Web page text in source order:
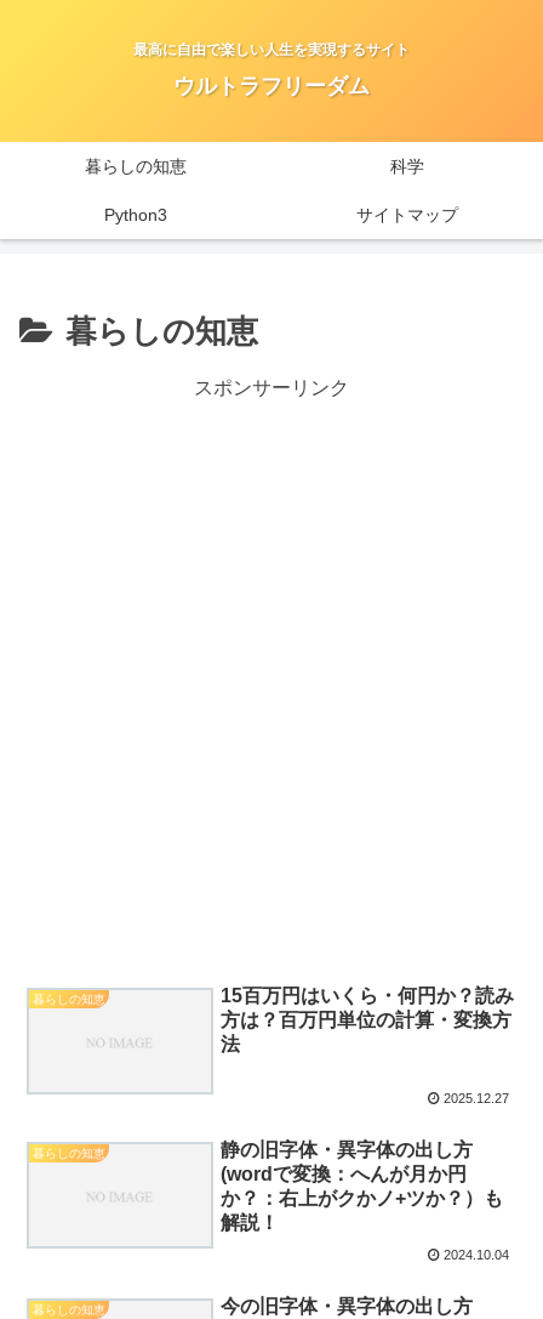
最高に自由で楽しい人生を実現するサイト
ウルトラフリーダム
暮らしの知恵 科学
Python3 サイトマップ
暮らしの知恵
スポンサーリンク
暮らしの知恵
15百万円はいくら・何円か？読み
方は？百万円単位の計算・変換方
法
2025.12.27
暮らしの知恵
静の旧字体・異字体の出し方
(wordで変換：へんが月か円
か？：右上がクかノ+ツか？）も
解説！
2024.10.04
暮らしの知恵
今の旧字体・異字体の出し方